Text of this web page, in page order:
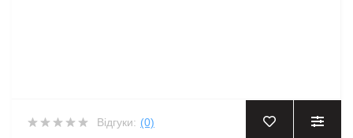
‹ ›
Відгуки: (0)